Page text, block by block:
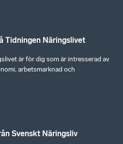
Tidningen Näringslivet
är för dig som är intresserad av
arbetsmarknad och
Svenskt Näringsliv